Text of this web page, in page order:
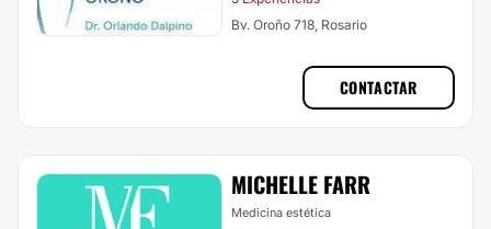
Bv. Oroño 718, Rosario
CONTACTAR
MICHELLE FARR
Medicina estética